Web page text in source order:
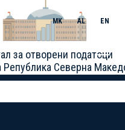
за отворени податоци
Република Северна
MK AL EN
Toggle